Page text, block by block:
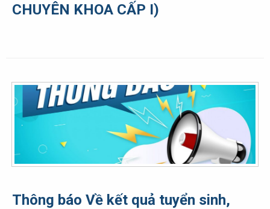
CHUYÊN KHOA CẤP I)
Thông báo Về kết quả tuyển sinh,